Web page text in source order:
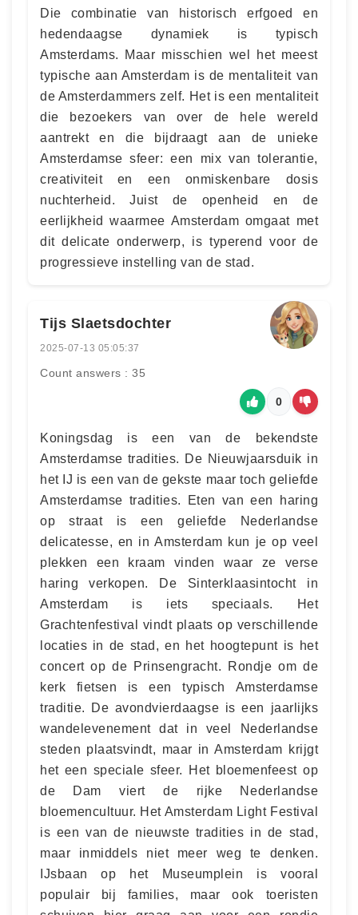
Die combinatie van historisch erfgoed en
hedendaagse dynamiek is typisch
Amsterdams. Maar misschien wel het meest
typische aan Amsterdam is de mentaliteit van
de Amsterdammers zelf. Het is een mentaliteit
die bezoekers van over de hele wereld
aantrekt en die bijdraagt aan de unieke
Amsterdamse sfeer: een mix van tolerantie,
creativiteit en een onmiskenbare dosis
nuchterheid. Juist de openheid en de
eerlijkheid waarmee Amsterdam omgaat met
dit delicate onderwerp, is typerend voor de
progressieve instelling van de stad.
Tijs Slaetsdochter
2025-07-13 05:05:37
Count answers : 35
0
Koningsdag is een van de bekendste
Amsterdamse tradities. De Nieuwjaarsduik in
het IJ is een van de gekste maar toch geliefde
Amsterdamse tradities. Eten van een haring
op straat is een geliefde Nederlandse
delicatesse, en in Amsterdam kun je op veel
plekken een kraam vinden waar ze verse
haring verkopen. De Sinterklaasintocht in
Amsterdam is iets speciaals. Het
Grachtenfestival vindt plaats op verschillende
locaties in de stad, en het hoogtepunt is het
concert op de Prinsengracht. Rondje om de
kerk fietsen is een typisch Amsterdamse
traditie. De avondvierdaagse is een jaarlijks
wandelevenement dat in veel Nederlandse
steden plaatsvindt, maar in Amsterdam krijgt
het een speciale sfeer. Het bloemenfeest op
de Dam viert de rijke Nederlandse
bloemencultuur. Het Amsterdam Light Festival
is een van de nieuwste tradities in de stad,
maar inmiddels niet meer weg te denken.
IJsbaan op het Museumplein is vooral
populair bij families, maar ook toeristen